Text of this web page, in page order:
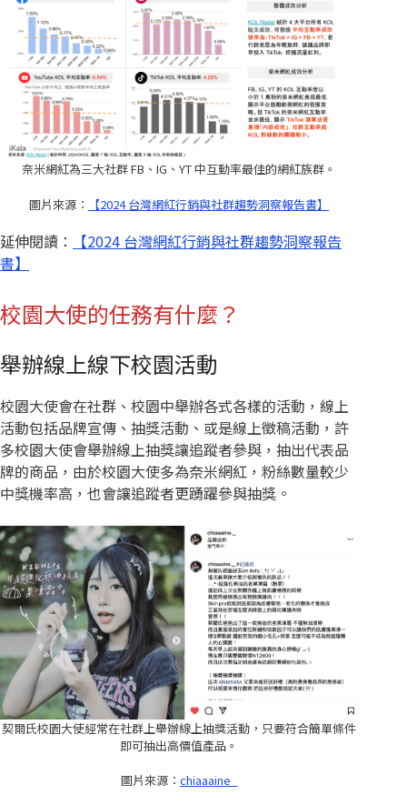
奈米網紅為三大社群 FB、IG、YT 中互動率最佳的網紅族群。
圖片來源： 【2024 台灣網紅行銷與社群趨勢洞察報告書】
延伸閱讀：
【2024 台灣網紅行銷與社群趨勢洞察報告
書】
校園大使的任務有什麼？
舉辦線上線下校園活動
校園大使會在社群、校園中舉辦各式各樣的活動，線上
活動包括品牌宣傳、抽獎活動、或是線上徵稿活動，許
多校園大使會舉辦線上抽獎讓追蹤者參與，抽出代表品
牌的商品，由於校園大使多為奈米網紅，粉絲數量較少
中獎機率高，也會讓追蹤者更踴躍參與抽獎。
契爾氏校園大使經常在社群上舉辦線上抽獎活動，只要符合簡單條件
即可抽出高價值產品。
圖片來源：chiaaaine_